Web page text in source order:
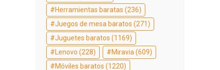
Herramientas baratas (236)
Juegos de mesa baratos (271)
Juguetes baratos (1169)
Lenovo (228) Miravia (609)
Móviles baratos (1220)